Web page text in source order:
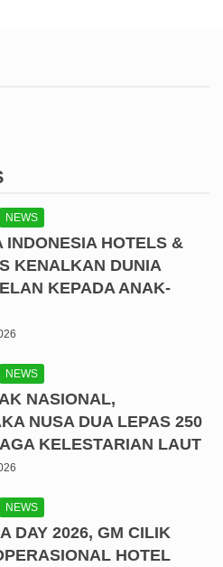
NEWS
INDONESIA HOTELS &
KENALKAN DUNIA
KEPADA ANAK-
NEWS
NASIONAL,
NUSA DUA LEPAS 250
KELESTARIAN LAUT
NEWS
DAY 2026, GM CILIK
HOTEL